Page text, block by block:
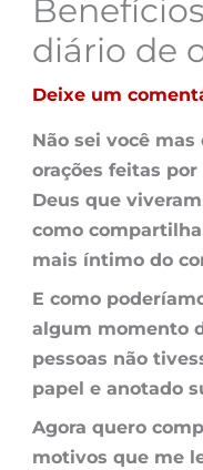
diário de
Deixe um
Não sei você
orações feitas
Deus que
como
mais íntimo do
E como
algum momento
pessoas não
papel e anotado
Agora quero
motivos que me